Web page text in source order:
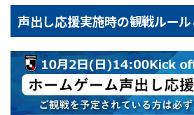
声出し応援実施時の観戦ルー